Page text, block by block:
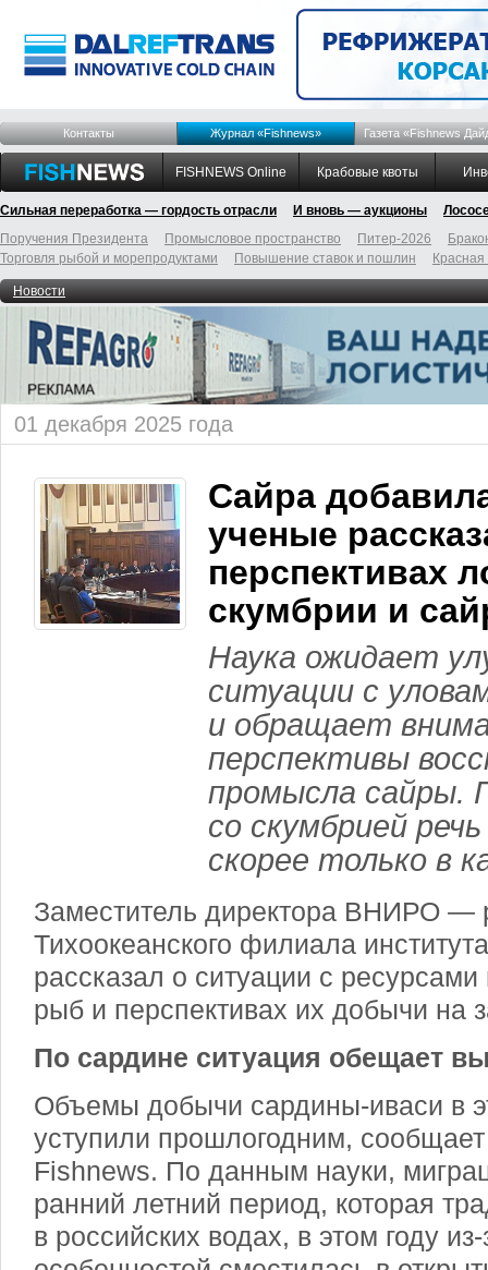
Контакты Журнал «Fishnews» Газета «Fishnews
FISHNEWS Online Крабовые квоты
Сильная переработка — гордость отрасли И вновь — аукционы
Поручения Президента
Промысловое пространство Питер-2026
Торговля рыбой и морепродуктами
Повышение ставок и пошлин
Новости
01 декабря 2025 года
Сайра
ученые
перспективах
скумбрии и
Наука ожидает
ситуации с
и обращает
перспективы
промысла сайры.
со скумбрией
скорее только в
Заместитель директора ВНИРО —
Тихоокеанского филиала
рассказал о ситуации с ресурсами
рыб и перспективах их добычи
По сардине ситуация обещает
Объемы добычи сардины-иваси в
уступили прошлогодним,
Fishnews. По данным науки, м
ранний летний период, которая
в российских водах, в этом году